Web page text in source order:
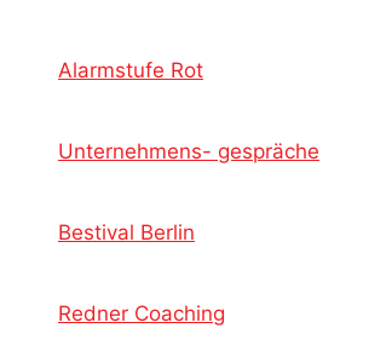
Alarmstufe Rot
Unternehmens- gespräche
Bestival Berlin
Redner Coaching